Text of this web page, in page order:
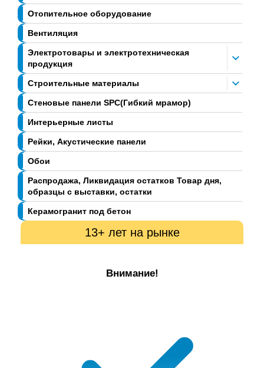
Отопительное оборудование
Вентиляция
Электротовары и электротехническая
продукция
Строительные материалы
Стеновые панели SPC(Гибкий мрамор)
Интерьерные листы
Рейки, Акустические панели
Обои
Распродажа, Ликвидация остатков Товар дня,
образцы с выставки, остатки
Керамогранит под бетон
13+ лет на рынке
Внимание!